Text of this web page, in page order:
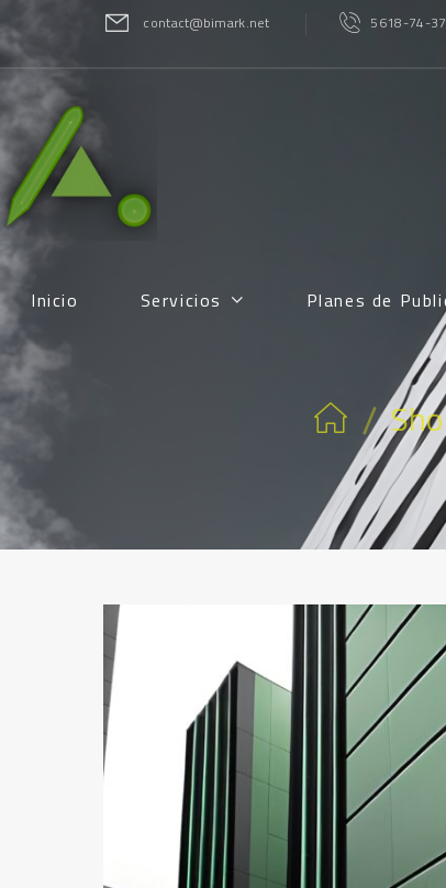
contact@bimark.net 5618-74-
Inicio Servicios Planes de
/